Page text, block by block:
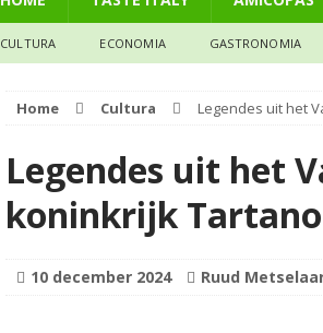
[ 27 juli 2026 ] Legendes
CULTURA ECONOMIA GASTRONOMIA
Home Cultura Legendes uit het
Legendes uit het
koninkrijk Tartano
10 december 2024 Ruud